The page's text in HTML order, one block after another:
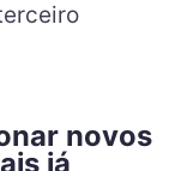
novos
já